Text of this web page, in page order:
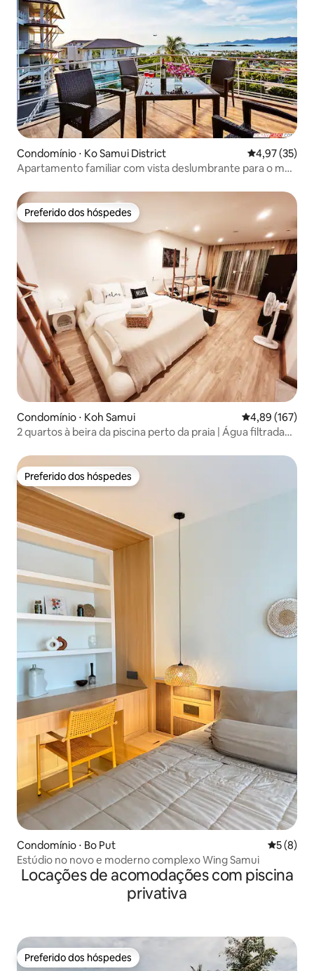
Condomínio ⋅ Ko Samui District 4,97 de uma
4,97 (35)
Apartamento familiar com vista deslumbrante para o mar
Preferido dos hóspedes
Preferido dos hóspedes
Condomínio ⋅ Koh Samui 4,89 de uma
4,89 (167)
2 quartos à beira da piscina perto da praia | Água filtrada
Preferido dos hóspedes
Preferido dos hóspedes
Condomínio ⋅ Bo Put 5 de
5 (8)
Estúdio no novo e moderno complexo Wing Samui
Locações de acomodações com piscina
privativa
Preferido dos hóspedes
Preferido dos hóspedes